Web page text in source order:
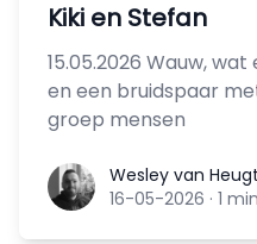
Kiki en Stefan
15.05.2026 Wauw,
en een bruidspaar
groep mensen
Wesley van Heugten
Wesley van
16-05-2026 · 1